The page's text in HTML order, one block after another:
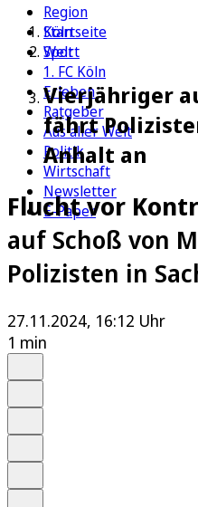
Region
Köln
Sport
1. FC Köln
Erleben
Ratgeber
Aus aller Welt
Politik
Wirtschaft
Newsletter
E-Paper
Startseite
Welt
Vierjähriger
fährt
Anhalt an
Flucht vor
auf Schoß von
Polizisten in
27.11.2024, 16:12 Uhr
1 min